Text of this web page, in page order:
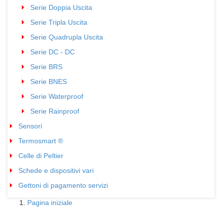
Serie Doppia Uscita
Serie Tripla Uscita
Serie Quadrupla Uscita
Serie DC - DC
Serie BRS
Serie BNES
Serie Waterproof
Serie Rainproof
Sensori
Termosmart ®
Celle di Peltier
Schede e dispositivi vari
Gettoni di pagamento servizi
Pagina iniziale